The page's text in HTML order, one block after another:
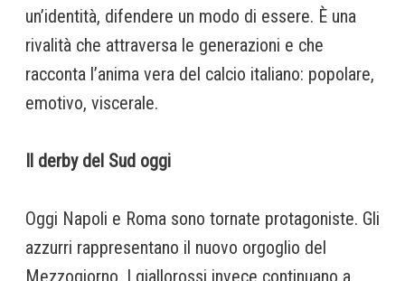
un’identità, difendere un modo di essere. È una
rivalità che attraversa le generazioni e che
racconta l’anima vera del calcio italiano: popolare,
emotivo, viscerale.
Il derby del Sud oggi
Oggi Napoli e Roma sono tornate protagoniste. Gli
azzurri rappresentano il nuovo orgoglio del